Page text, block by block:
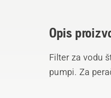
Opis
Filter za vodu
pumpi. Za